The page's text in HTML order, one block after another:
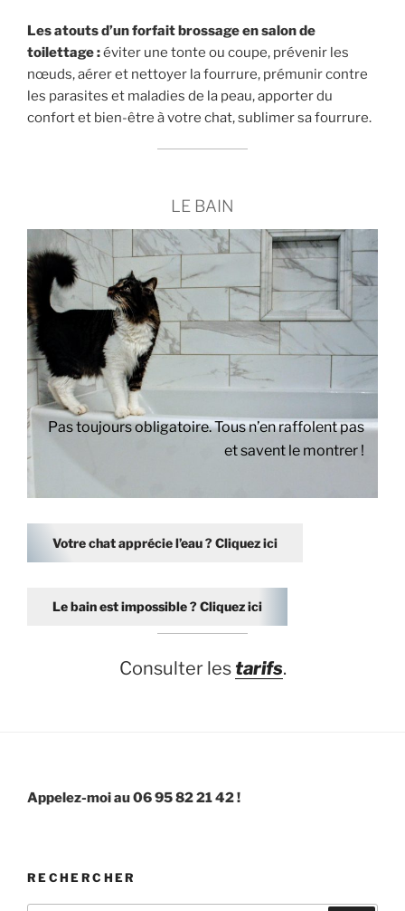
Les atouts d’un forfait brossage en salon de
toilettage :éviter une tonte ou coupe, prévenir les
nœuds, aérer et nettoyer la fourrure, prémunir contre
les parasites et maladies de la peau, apporter du
confort et bien-être à votre chat, sublimer sa fourrure.
LE BAIN
Pas toujours obligatoire. Tous n’en raffolent pas
et savent le montrer !
Votre chat apprécie l’eau ? Cliquez ici
Le bain est impossible ? Cliquez ici
Consulter les tarifs.
Appelez-moi au 06 95 82 21 42 !
RECHERCHER